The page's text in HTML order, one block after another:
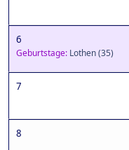
6
Geburtstage: Lothen(35)
7
8